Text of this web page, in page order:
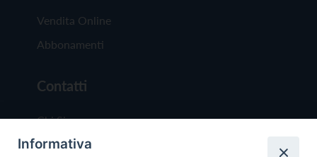
Vendita Online
Abbonamenti
Contatti
Chi Siamo
Redazione
Informativa